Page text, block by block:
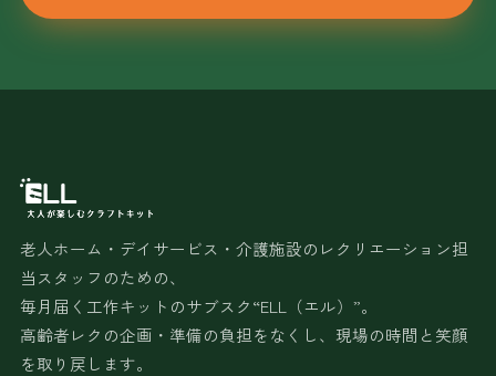
老人ホーム・デイサービス・介護施設のレクリエーション担
当スタッフのための、
毎月届く工作キットのサブスク“ELL（エル）”。
高齢者レクの企画・準備の負担をなくし、現場の時間と笑顔
を取り戻します。